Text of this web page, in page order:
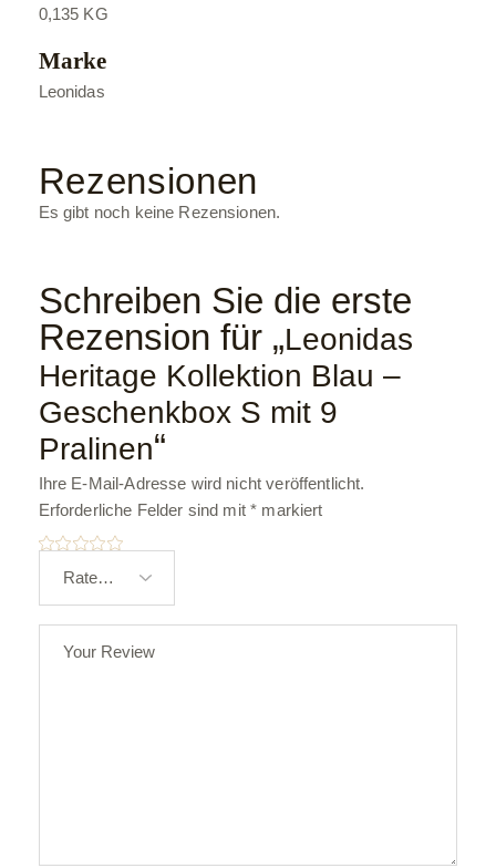
0,135 KG
Marke
Leonidas
Rezensionen
Es gibt noch keine Rezensionen.
Schreiben Sie die erste
Rezension für „Leonidas
Heritage Kollektion Blau –
Geschenkbox S mit 9
Pralinen“
Ihre E-Mail-Adresse wird nicht veröffentlicht.
Erforderliche Felder sind mit* markiert